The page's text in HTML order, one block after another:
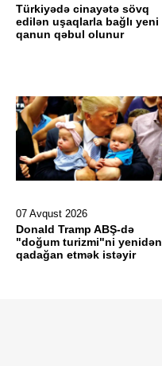
Türkiyədə cinayətə sövq
edilən uşaqlarla bağlı yeni
qanun qəbul olunur
07 Avqust 2026
Donald Tramp ABŞ-də
"doğum turizmi"ni yenidən
qadağan etmək istəyir